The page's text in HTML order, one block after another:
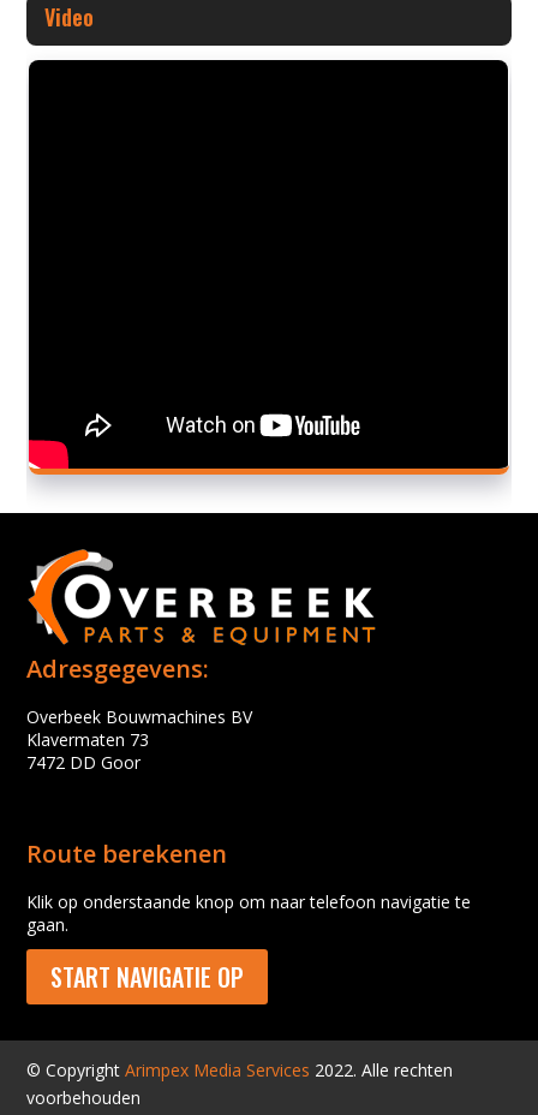
Video
Adresgegevens:
Overbeek Bouwmachines BV
Klavermaten 73
7472 DD Goor
Route berekenen
Klik op onderstaande knop om naar telefoon navigatie te
gaan.
START NAVIGATIE OP
© CopyrightArimpex Media Services 2022. Alle rechten
voorbehouden